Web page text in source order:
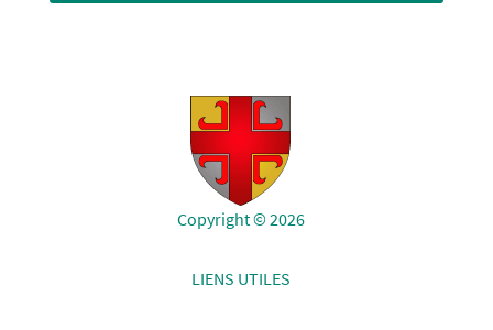
Copyright © 2026
LIENS UTILES